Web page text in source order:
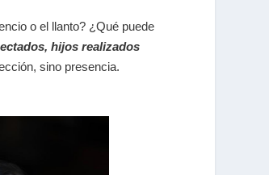
o el llanto? ¿Qué puede
hijos realizados
sino presencia.